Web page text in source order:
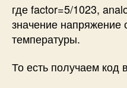
где factor=5/1023,
значение напряжение
температуры.
То есть получаем код